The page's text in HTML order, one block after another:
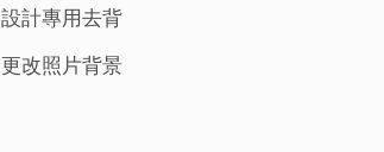
設計專用去背
更改照片背景